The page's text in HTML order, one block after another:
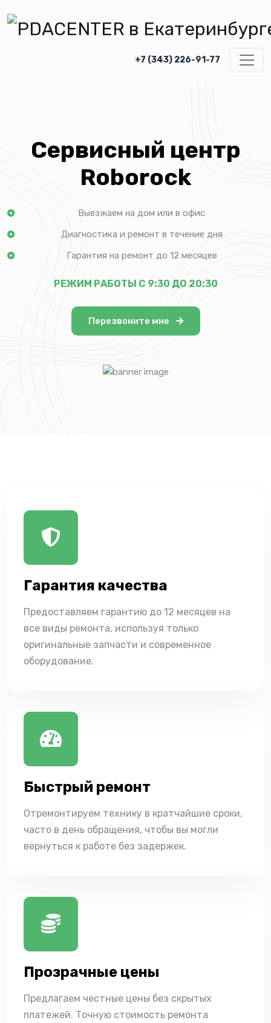
+7 (343) 226-91-77
Сервисный центр
Roborock
Выезжаем на дом или в офис
Диагностика и ремонт в течение дня
Гарантия на ремонт до 12 месяцев
РЕЖИМ РАБОТЫ С 9:30 ДО 20:30
Перезвоните мне
Гарантия качества
Предоставляем гарантию до 12 месяцев на
все виды ремонта, используя только
оригинальные запчасти и современное
оборудование.
Быстрый ремонт
Отремонтируем технику в кратчайшие сроки,
часто в день обращения, чтобы вы могли
вернуться к работе без задержек.
Прозрачные цены
Предлагаем честные цены без скрытых
платежей. Точную стоимость ремонта